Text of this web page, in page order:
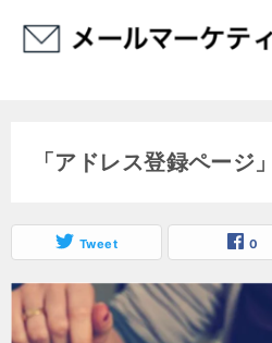
「アドレス登録ページ
Tweet 0